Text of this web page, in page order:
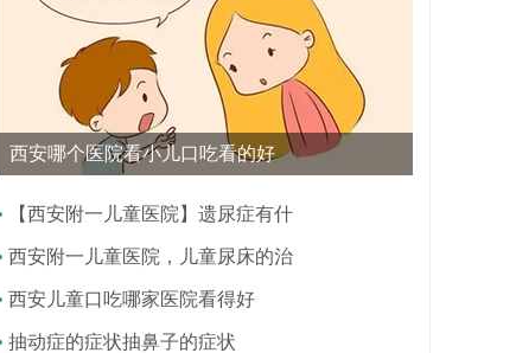
西安哪个医院看小儿口吃看的好
【西安附一儿童医院】遗尿症有什
西安附一儿童医院，儿童尿床的治
西安儿童口吃哪家医院看得好
抽动症的症状抽鼻子的症状